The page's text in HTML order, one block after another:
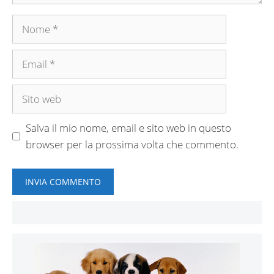
Nome
Email
Sito
Salva il mio nome, email e sito web in questo
browser per la prossima volta che commento.